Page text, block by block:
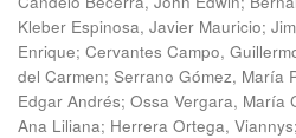
Kleber Espinosa, Javier Mauricio;
Enrique; Cervantes Campo,
del Carmen; Serrano Gómez, María
Edgar Andrés; Ossa Vergara, María
Ana Liliana; Herrera Ortega, Viannys;